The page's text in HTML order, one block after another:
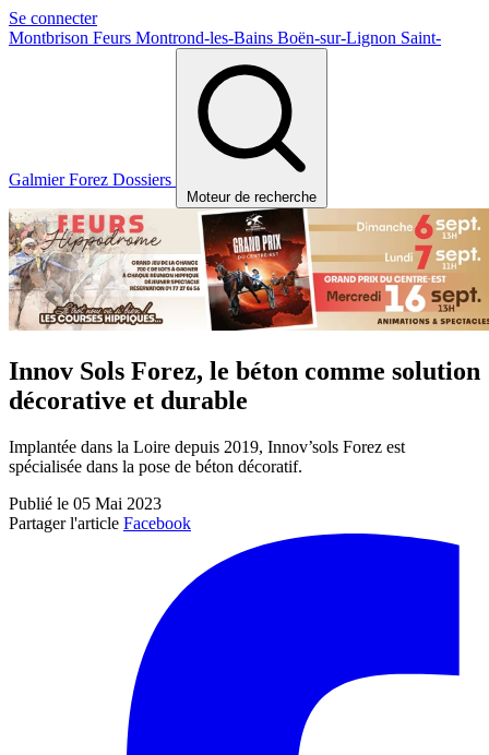
Se connecter
Montbrison Feurs Montrond-les-Bains Boën-sur-Lignon Saint-
GalmierForez Dossiers
Moteur de recherche
Innov Sols Forez, le béton comme solution
décorative et durable
Implantée dans la Loire depuis 2019, Innov’sols Forez est
spécialisée dans la pose de béton décoratif.
Publié le 05 Mai 2023
Partager l'article Facebook